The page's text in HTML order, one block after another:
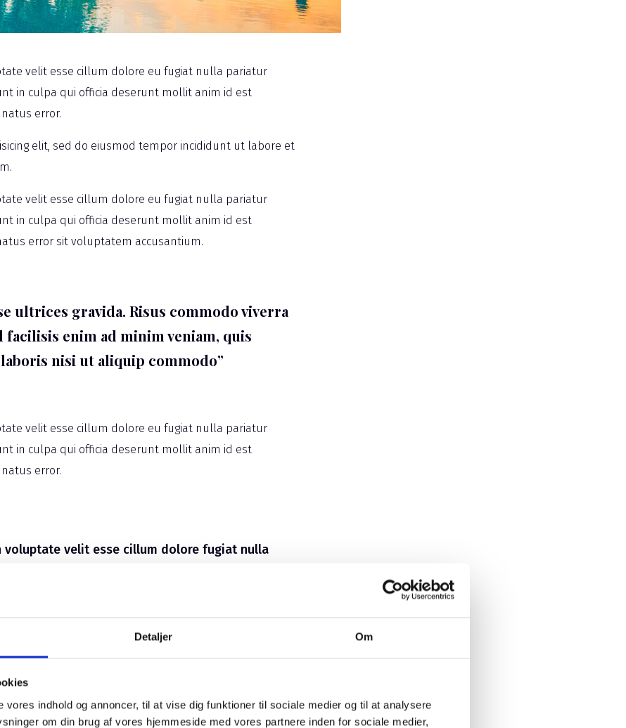
Detaljer Om
vores indhold og annoncer, til at vise dig funktioner til sociale medier og til at analysere
om din brug af vores hjemmeside med vores partnere inden for sociale medier,
velit esse cillum dolore eu fugiat nulla pariatur
in culpa qui officia deserunt mollit anim id est
error.
elit, sed do eiusmod tempor incididunt ut labore et
velit esse cillum dolore eu fugiat nulla pariatur
in culpa qui officia deserunt mollit anim id est
error sit voluptatem accusantium.
ultrices gravida. Risus commodo viverra
facilisis enim ad minim veniam, quis
nisi ut aliquip commodo”
velit esse cillum dolore eu fugiat nulla pariatur
in culpa qui officia deserunt mollit anim id est
error.
velit esse cillum dolore fugiat nulla
velit esse cillum dolore eu fugiat nulla pariatur
in culpa qui officia deserunt mollit anim id est
error.